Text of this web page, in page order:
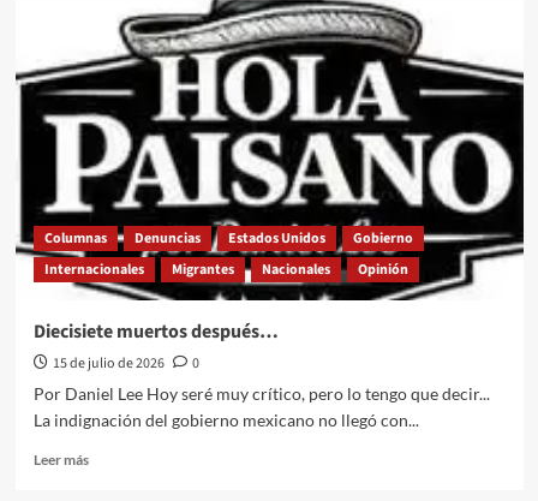
castigo
migratorio
mutila
los
hogares
desde
adentro
Columnas Denuncias Estados Unidos
Gobierno
Internacionales
Migrantes Nacionales Opinión
Diecisiete muertos después…
15 de julio de 2026
0
Por Daniel Lee Hoy seré muy crítico, pero lo tengo que decir...
La indignación del gobierno mexicano no llegó con...
Leer másLeer